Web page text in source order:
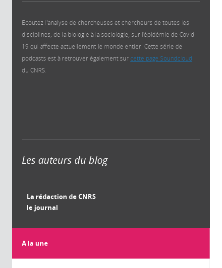
Ecoutez l'analyse de chercheuses et chercheurs de toutes les
disciplines, de la biologie à la sociologie, sur l'épidémie de Covid-
19 qui affecte actuellement le monde entier. Cette série de
podcasts est à retrouver également surcette page Soundcloud
du CNRS.
Les auteurs du blog
La rédaction de CNRS
le journal
A la une